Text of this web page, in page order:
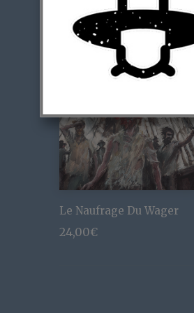
Le Naufrage Du Wager
24,00€